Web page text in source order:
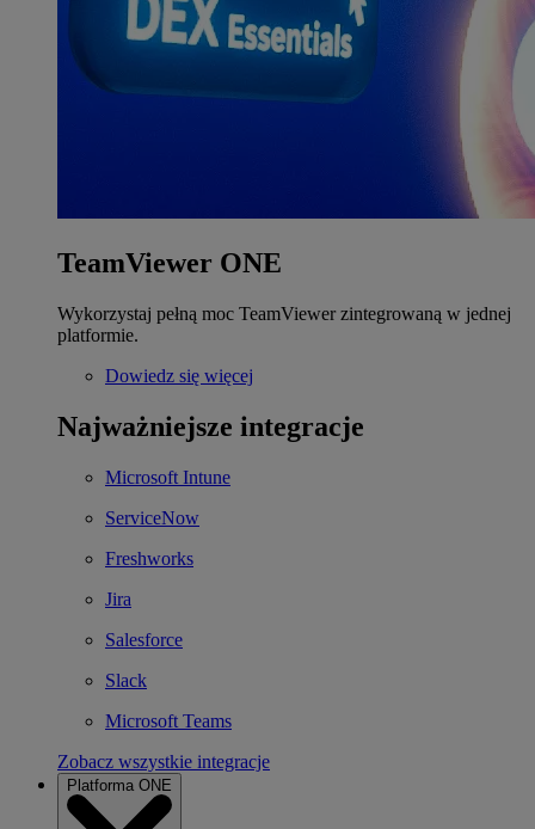
TeamViewer ONE
Wykorzystaj pełną moc TeamViewer zintegrowaną w jednej
platformie.
Dowiedz się więcej
Najważniejsze integracje
Microsoft Intune
ServiceNow
Freshworks
Jira
Salesforce
Slack
Microsoft Teams
Zobacz wszystkie integracje
Platforma ONE